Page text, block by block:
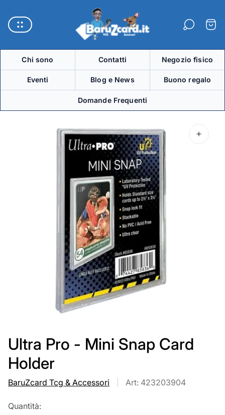
del
negozio"
Chi sono Contatti Negozio fisico
Eventi Blog e News Buono regalo
Domande Frequenti
Ultra Pro - Mini Snap Card
Holder
BaruZcard Tcg & Accessori Art: 423203904
Quantità: